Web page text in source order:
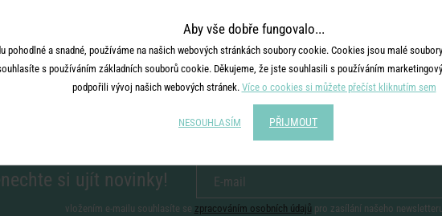
si ujít novinky!
vložením e-mailu souhlasíte se zpracováním osobních údajů pro zasílání našeho newsletteru
Aby vše dobře fungovalo...
pohodlné a snadné, používáme na našich webových stránkách soubory cookie. Cookies jsou malé
s používáním základních souborů cookie. Děkujeme, že jste souhlasili s používáním
podpořili vývoj našich webových stránek. Více o cookies si můžete přečíst kliknutím sem
NESOUHLASÍM PŘIJMOUT